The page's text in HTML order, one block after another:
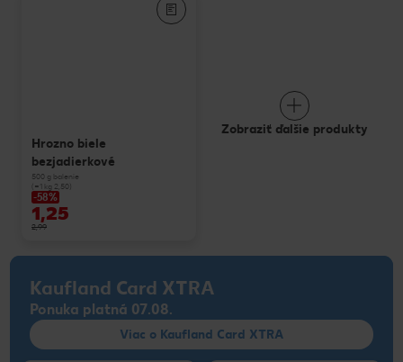
Hrozno biele
bezjadierkové
500 g balenie
(=1 kg 2,50)
-58%
1,25
2,99
Zobraziť ďalšie produkty
Kaufland Card XTRA
Ponuka platná 07.08.
Viac o Kaufland Card XTRA